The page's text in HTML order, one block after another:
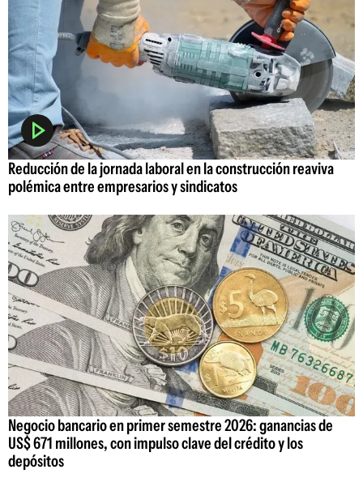
Reducción de la jornada laboral en la construcción reaviva
polémica entre empresarios y sindicatos
Negocio bancario en primer semestre 2026: ganancias de
US$ 671 millones, con impulso clave del crédito y los
depósitos